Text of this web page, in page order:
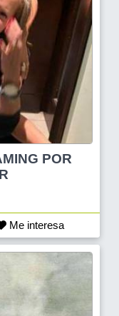
POR
Me interesa